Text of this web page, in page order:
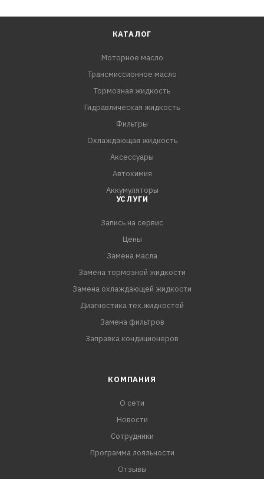
КАТАЛОГ
Моторное масло
Трансмиссионное масло
Тормозная жидкость
Гидравлическая жидкость
Фильтры
Охлаждающая жидкость
Аксессуары
Автохимия
Аккумуляторы
УСЛУГИ
Запись на сервис
Цены
Замена масла
Замена тормозной жидкости
Замена охлаждающей жидкости
Диагностика тех.жидкостей
Замена фильтров
Заправка кондиционеров
КОМПАНИЯ
О сети
Новости
Сотрудники
Программа лояльности
Отзывы